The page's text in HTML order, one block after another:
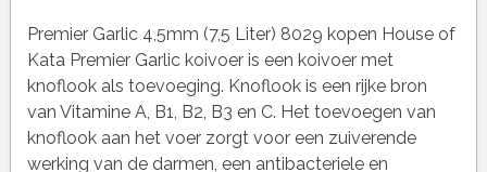
Premier Garlic 4,5mm (7,5 Liter) 8029 kopen House of
Kata Premier Garlic koivoer is een koivoer met
knoflook als toevoeging. Knoflook is een rijke bron
van Vitamine A, B1, B2, B3 en C. Het toevoegen van
knoflook aan het voer zorgt voor een zuiverende
werking van de darmen, een antibacteriele en